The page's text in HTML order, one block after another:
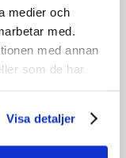
medier och
med.
med annan
som de har
Visa detaljer